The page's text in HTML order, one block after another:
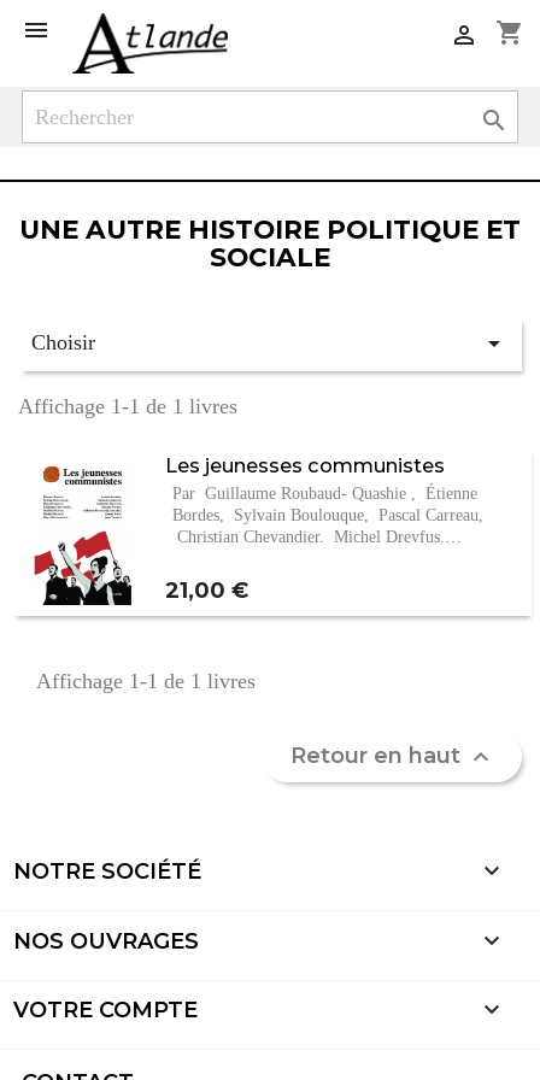
 shopping_cart


UNE AUTRE HISTOIRE POLITIQUE ET
SOCIALE
Choisir 
Affichage 1-1 de 1 livres
Les jeunesses communistes
Par Guillaume Roubaud- Quashie , Étienne
Bordes, Sylvain Boulouque, Pascal Carreau,
Christian Chevandier, Michel Dreyfus,…
Prix
21,00 €
Affichage 1-1 de 1 livres
Retour en haut 
NOTRE SOCIÉTÉ 
NOS OUVRAGES 
VOTRE COMPTE 